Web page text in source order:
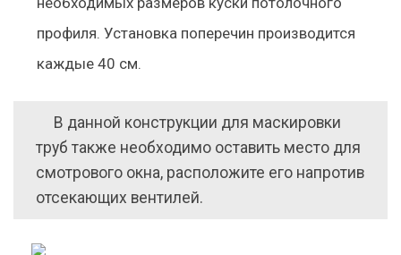
профиля. Установка поперечин производится
каждые 40 см.
В данной конструкции для маскировки
труб также необходимо оставить место для
смотрового окна, расположите его напротив
отсекающих вентилей.